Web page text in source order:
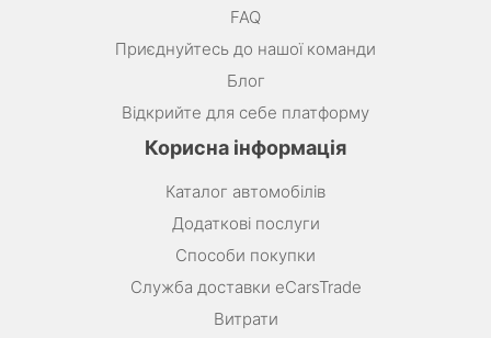
FAQ
Приєднуйтесь до нашої команди
Блог
Відкрийте для себе платформу
Корисна інформація
Каталог автомобілів
Додаткові послуги
Способи покупки
Служба доставки eCarsTrade
Витрати